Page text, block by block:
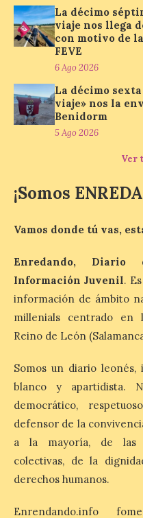
7 Ago 2026
recogerse
en la
León e
del programa del
práctica con
elaboradas por
de agosto de 2026. La
programación
disfrutar el
7 Ago 2026
Durante
infantil
en el polideportivo
de mañana dedicados
público infantil y, el resto
Más de 200.000
nacidos en 2008
solicitado el
mes de vigencia
La décimo
viaje nos llega
con motivo de
FEVE
6 Ago 2026
La décimo
viaje» nos la
Benidorm
5 Ago 2026
Ver
¡Somos
Vamos donde tú vas,
Enredando,
Información Juvenil.
información de ámbito
millenials centrado en
Reino de León
Somos un diario leonés,
blanco y apartidista.
democrático,
defensor de la
a la mayoría, de las
colectivas, de la
derechos humanos.
Enrendando.info